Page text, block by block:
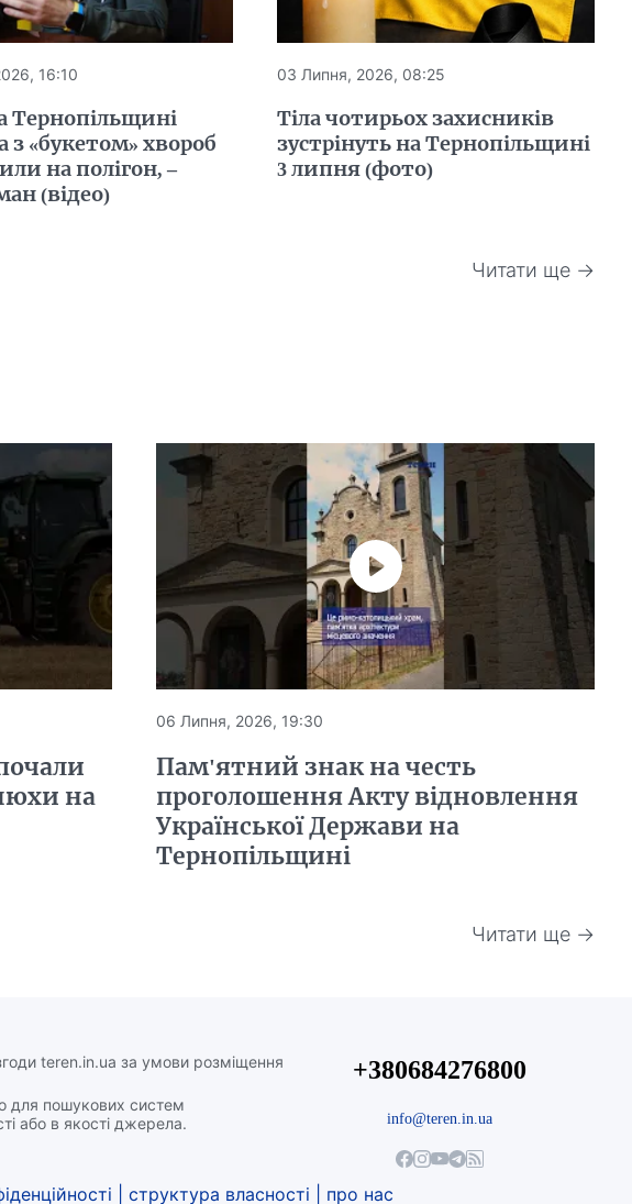
16:10
Тернопільщині
з «букетом» хвороб
на полігон, –
(відео)
03 Липня, 2026, 08:25
Тіла чотирьох захисників
зустрінуть на Тернопільщині
3 липня (фото)
Читати ще →
на
06 Липня, 2026, 19:30
Пам'ятний знак на честь
проголошення Акту відновлення
Української Держави на
Тернопільщині
Читати ще →
teren.in.ua за умови розміщення
для пошукових систем
або в якості джерела.
+380684276800
info@teren.in.ua
|структура власності про нас